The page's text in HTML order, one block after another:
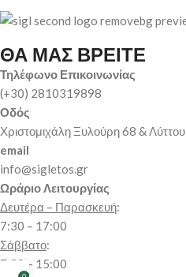
ΘΑ ΜΑΣ ΒΡΕΙΤΕ
Τηλέφωνο Επικοινωνίας
(+30) 2810319898
Οδός
Χριστομιχάλη Ξυλούρη 68 & Λύττου
email
info@sigletos.gr
Ωράριο Λειτουργίας
Δευτέρα – Παρασκευή:
7:30 – 17:00
Σάββατο:
7:30 – 15:00